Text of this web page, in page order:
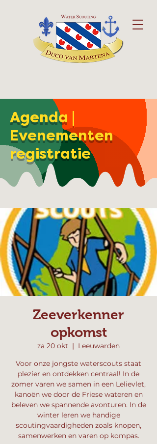
Agenda |
Evenementen
registratie
Zeeverkenner
opkomst
za 20 okt
  |
Leeuwarden
Voor onze jongste waterscouts staat
plezier en ontdekken centraal! In de
zomer varen we samen in een Lelievlet,
kanoën we door de Friese wateren en
beleven we spannende avonturen. In de
winter leren we handige
scoutingvaardigheden zoals knopen,
samenwerken en varen op kompas.